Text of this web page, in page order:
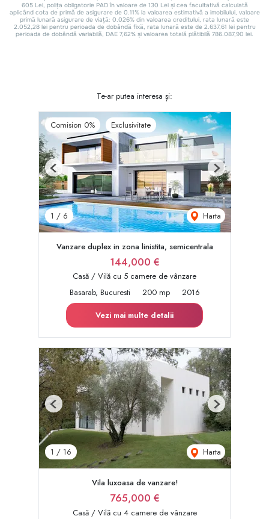
Te-ar putea interesa și:
Comision 0% Exclusivitate
1 / 6 Harta
Previous Next
Vanzare duplex in zona linistita, semicentrala
144,000 €
Casă / Vilă cu 5 camere de vânzare
Basarab, Bucuresti
200 mp
2016
Vezi mai multe detalii
1 / 16 Harta
Previous Next
Vila luxoasa de vanzare!
765,000 €
Casă / Vilă cu 4 camere de vânzare